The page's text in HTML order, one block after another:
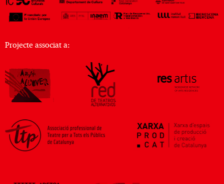
Projecte associat a: